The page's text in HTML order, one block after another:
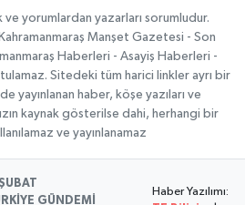
ve yorumlardan yazarları sorumludur.
Manşet Gazetesi - Son
Haberleri - Asayiş Haberleri -
Sitedeki tüm harici linkler ayrı bir
yayınlanan haber, köşe yazıları ve
kaynak gösterilse dahi, herhangi bir
ve yayınlanamaz
GÜNDEMİ
Haber Yazılımı: